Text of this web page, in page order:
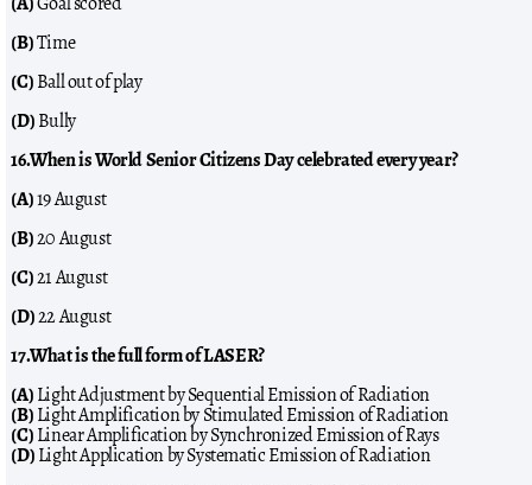
(B)Time
(C)Ball out of play
(D)Bully
16.When is World Senior Citizens Day celebrated every year?
(A)19 August
(B)20 August
(C)21 August
(D)22 August
17.What is the full form of LASER?
(A)Light Adjustment by Sequential Emission of Radiation
(B)Light Amplification by Stimulated Emission of Radiation
(C)Linear Amplification by Synchronized Emission of Rays
(D)Light Application by Systematic Emission of Radiation